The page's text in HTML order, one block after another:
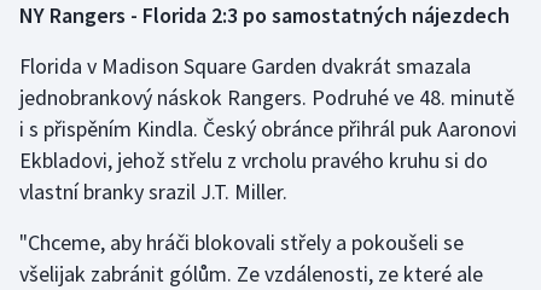
Olympijské hry
Parasport
Plážový volejbal
NY Rangers - Florida 2:3 po samostatných nájezdech
Florida v Madison Square Garden dvakrát smazala
jednobrankový náskok Rangers. Podruhé ve 48. minutě
i s přispěním Kindla. Český obránce přihrál puk Aaronovi
Ekbladovi, jehož střelu z vrcholu pravého kruhu si do
vlastní branky srazil J.T. Miller.
"Chceme, aby hráči blokovali střely a pokoušeli se
všelijak zabránit gólům. Ze vzdálenosti, ze které ale